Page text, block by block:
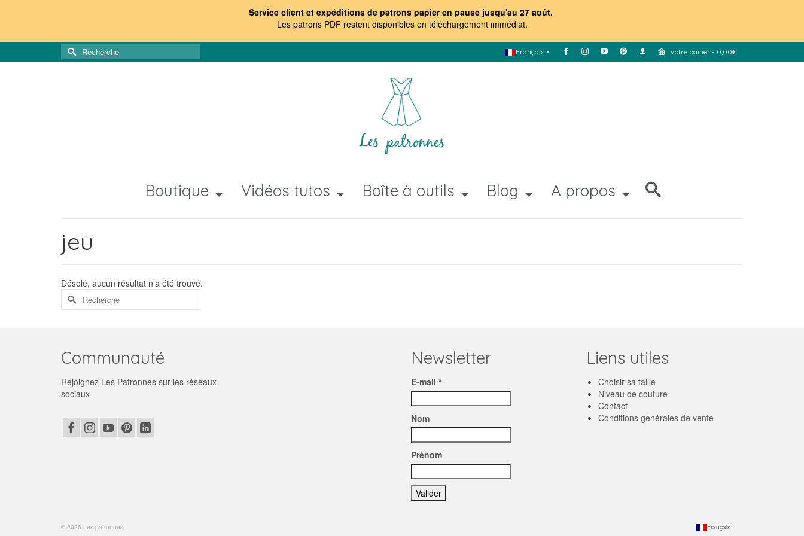
Service client et expéditions de patrons papier en pause jusqu'au 27 août.
Les patrons PDF restent disponibles en téléchargement immédiat.
Français Votre panier - 0,00€
Rechercher :
Boutique Vidéos tutos Boîte à outils Blog A propos
jeu
Désolé, aucun résultat n'a été trouvé.
Rechercher :
Communauté
Rejoignez Les Patronnes sur les réseaux
sociaux
Newsletter
E-mail *
Nom
Prénom
Liens utiles
Choisir sa taille
Niveau de couture
Contact
Conditions générales de vente
Français
© 2026 Les patronnes